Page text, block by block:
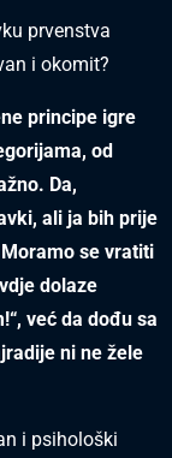
prvenstva
i okomit?
principe igre
od
Da,
ali ja bih prije
se vratiti
dolaze
već da dođu sa
ni ne žele
i psihološki